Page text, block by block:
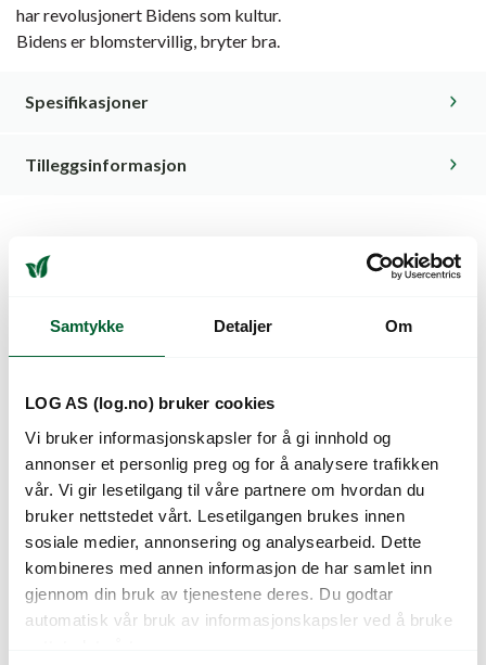
Samtykke Detaljer Om
LOG AS (log.no) bruker cookies
Vi bruker informasjonskapsler for å gi innhold og
annonser et personlig preg og for å analysere trafikken
vår. Vi gir lesetilgang til våre partnere om hvordan du
bruker nettstedet vårt. Lesetilgangen brukes innen
sosiale medier, annonsering og analysearbeid. Dette
kombineres med annen informasjon de har samlet inn
gjennom din bruk av tjenestene deres. Du godtar
automatisk vår bruk av informasjonskapsler ved å bruke
har revolusjonert Bidens som kultur.
Bidens er blomstervillig, bryter bra.
Spesifikasjoner
Tilleggsinformasjon
Kunder så også på
BIDENS BEEDANCE
PAINTED RED
BIDENS CAMPFIRE
ELECTRIC WHITE